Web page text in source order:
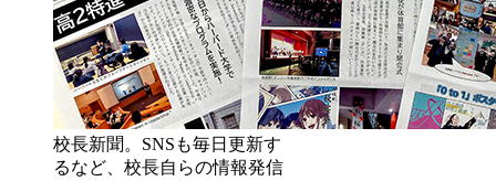
校長新聞。SNSも毎日更新す
るなど、校長自らの情報発信